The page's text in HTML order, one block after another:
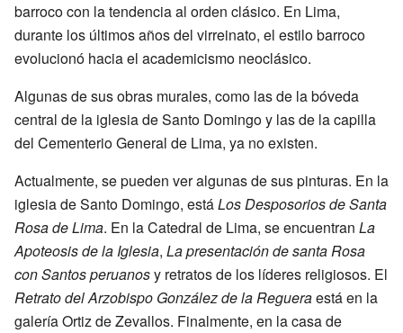
barroco con la tendencia al orden clásico. En Lima,
durante los últimos años del virreinato, el estilo barroco
evolucionó hacia el academicismo neoclásico.
Algunas de sus obras murales, como las de la bóveda
central de la iglesia de Santo Domingo y las de la capilla
del Cementerio General de Lima, ya no existen.
Actualmente, se pueden ver algunas de sus pinturas. En la
iglesia de Santo Domingo, estáLos Desposorios de Santa
Rosa de Lima. En la Catedral de Lima, se encuentran La
Apoteosis de la Iglesia, La presentación de santa Rosa
con Santos peruanosy retratos de los líderes religiosos. El
Retrato del Arzobispo González de la Regueraestá en la
galería Ortiz de Zevallos. Finalmente, en la casa de